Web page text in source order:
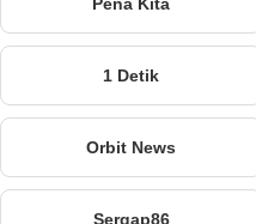
1 Detik
Orbit News
Sergap86